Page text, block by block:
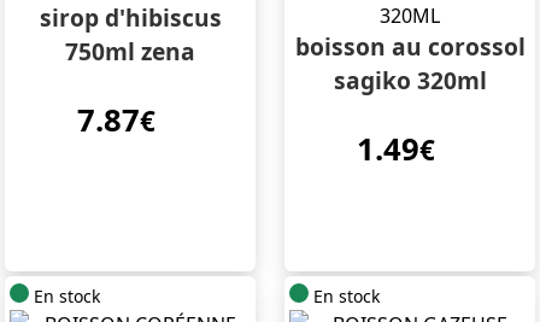
sirop d'hibiscus
750ml zena
7.87€
boisson au corossol
sagiko 320ml
1.49€
En stock En stock